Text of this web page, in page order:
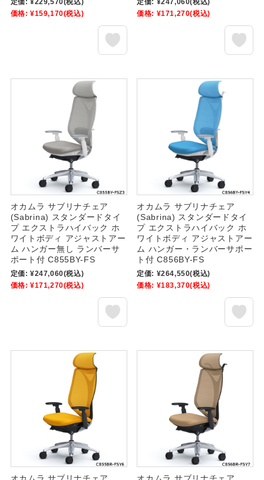
定価: ¥229,570(税込)
価格: ¥159,170(税込)
定価: ¥247,060(税込)
価格: ¥171,270(税込)
オカムラ サブリナチェア
(Sabrina) スタンダードタイ
プ エクストラハイバック ホ
ワイトボディ アジャストアー
ム ハンガー無し ランバーサ
ポート付 C855BY-FS
定価: ¥247,060(税込)
価格: ¥171,270(税込)
オカムラ サブリナチェア
(Sabrina) スタンダードタイ
プ エクストラハイバック ホ
ワイトボディ アジャストアー
ム ハンガー・ランバーサポー
ト付 C856BY-FS
定価: ¥264,550(税込)
価格: ¥183,370(税込)